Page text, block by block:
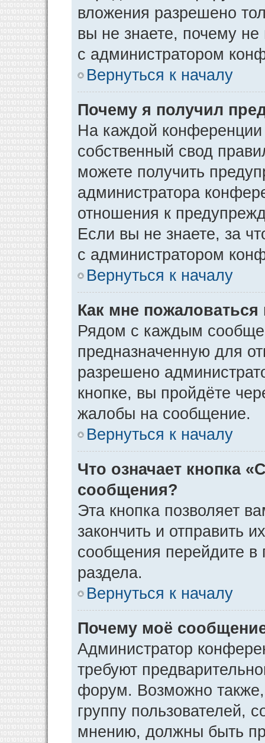
вложения разрешено
вы не знаете, почему
с администратором
Вернуться к началу
Почему я получил
На каждой конференции
собственный свод
можете получить
администратора
отношения к
Если вы не знаете, за
с администратором
Вернуться к началу
Как мне
Рядом с каждым
предназначенную для
разрешено
кнопке, вы пройдёте
жалобы на сообщение.
Вернуться к началу
Что означает кнопка
сообщения?
Эта кнопка позволяет
закончить и отправить
сообщения перейдите в
раздела.
Вернуться к началу
Почему моё
Администратор
требуют
форум. Возможно
группу пользователей,
мнению, должны быть